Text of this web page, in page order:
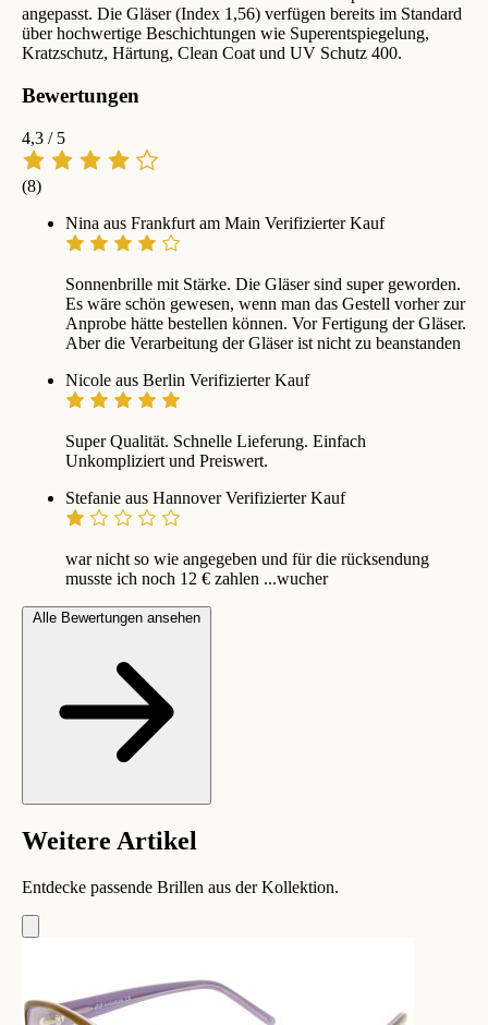
angepasst. Die Gläser (Index 1,56) verfügen bereits im Standard
über hochwertige Beschichtungen wie Superentspiegelung,
Kratzschutz, Härtung, Clean Coat und UV Schutz 400.
Bewertungen
4,3 / 5
(8)
Nina aus Frankfurt am Main Verifizierter Kauf
Sonnenbrille mit Stärke. Die Gläser sind super geworden.
Es wäre schön gewesen, wenn man das Gestell vorher zur
Anprobe hätte bestellen können. Vor Fertigung der Gläser.
Aber die Verarbeitung der Gläser ist nicht zu beanstanden
Nicole aus Berlin Verifizierter Kauf
Super Qualität. Schnelle Lieferung. Einfach
Unkompliziert und Preiswert.
Stefanie aus HannoverVerifizierter Kauf
war nicht so wie angegeben und für die rücksendung
musste ich noch 12 € zahlen ...wucher
Alle Bewertungen ansehen
Weitere Artikel
Entdecke passende Brillen aus der Kollektion.